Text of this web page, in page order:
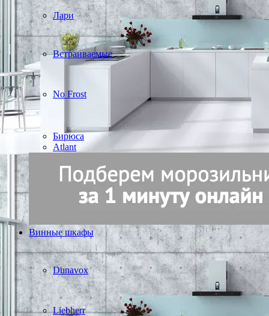
Лари
Встраиваемые
No Frost
Бирюса
Atlant
Винные шкафы
Dunavox
Liebherr